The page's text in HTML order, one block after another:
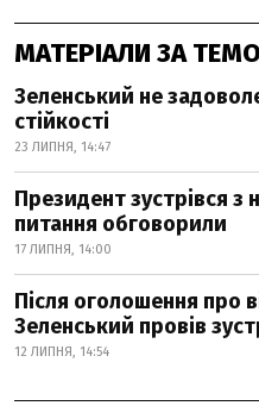
МАТЕРІАЛИ ЗА
Зеленський не
стійкості
23 ЛИПНЯ, 14:47
Президент зустрівся з
питання обговорили
17 ЛИПНЯ, 14:00
Після оголошення про
Зеленський провів
12 ЛИПНЯ, 14:54